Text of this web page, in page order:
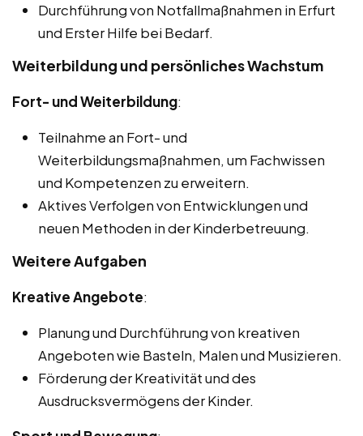
Durchführung von Notfallmaßnahmen in Erfurt
und Erster Hilfe bei Bedarf.
Weiterbildung und persönliches Wachstum
Fort- und Weiterbildung:
Teilnahme an Fort- und
Weiterbildungsmaßnahmen, um Fachwissen
und Kompetenzen zu erweitern.
Aktives Verfolgen von Entwicklungen und
neuen Methoden in der Kinderbetreuung.
Weitere Aufgaben
Kreative Angebote:
Planung und Durchführung von kreativen
Angeboten wie Basteln, Malen und Musizieren.
Förderung der Kreativität und des
Ausdrucksvermögens der Kinder.